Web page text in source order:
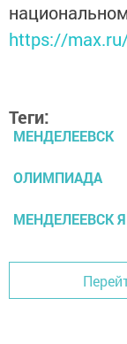
https://
Теги:
МЕНДЕЛЕЕВСК
ОЛИМПИАДА
МЕНДЕЛЕЕВСК